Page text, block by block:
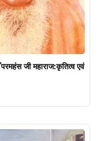
जी महाराज:कृतित्व एवं